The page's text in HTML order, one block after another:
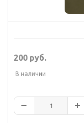
200 руб.
В наличии